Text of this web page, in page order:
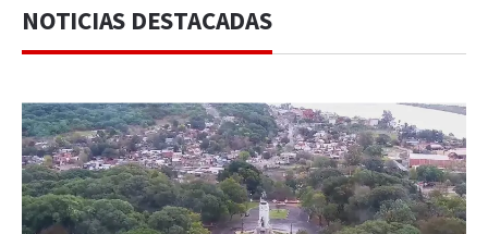
NOTICIAS DESTACADAS